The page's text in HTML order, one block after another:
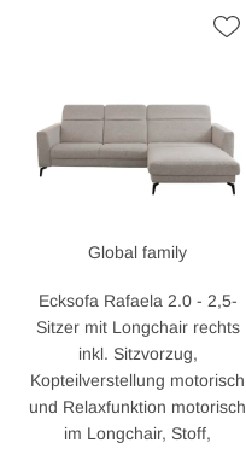
Global family
Ecksofa Rafaela 2.0 - 2,5-
Sitzer mit Longchair rechts
inkl. Sitzvorzug,
Kopteilverstellung motorisch
und Relaxfunktion motorisch
im Longchair, Stoff,